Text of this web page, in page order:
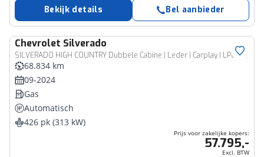
Bekijk details Bel aanbieder
Chevrolet Silverado
SILVERADO HIGH COUNTRY Dubbele Cabine | Leder | Carplay | LPG onderbouw | 69.931,- incl. BTW
Bedrijfswagen
68.834 km
09-2024
Gas
Automatisch
426 pk (313 kW)
Prijs voor zakelijke kopers:
57.795,-
Excl. BTW